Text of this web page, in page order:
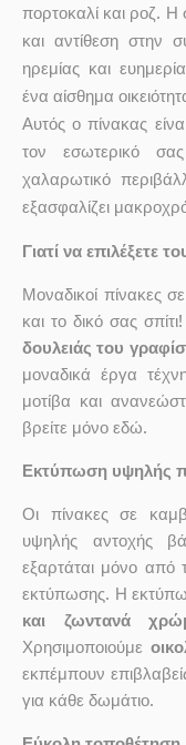
πορτοκαλί και ροζ. Η
και αντίθεση στην
ηρεμίας και
ένα αίσθημα
Αυτός ο πίνακας
τον εσωτερικό
χαλαρωτικό
εξασφαλίζει
Γιατί να επιλέξετε
Μοναδικοί πίνακες
και το δικό σας σπίτι!
δουλειάς του
μοναδικά έργα
μοτίβα και
βρείτε μόνο εδώ.
Εκτύπωση υψηλής
Οι πίνακες σε
υψηλής αντοχής
εξαρτάται μόνο από
εκτύπωσης. Η
και ζωντανά
Χρησιμοποιούμε
εκπέμπουν
για κάθε δωμάτιο.